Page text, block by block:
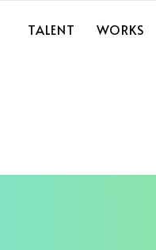
TALENT WORKS